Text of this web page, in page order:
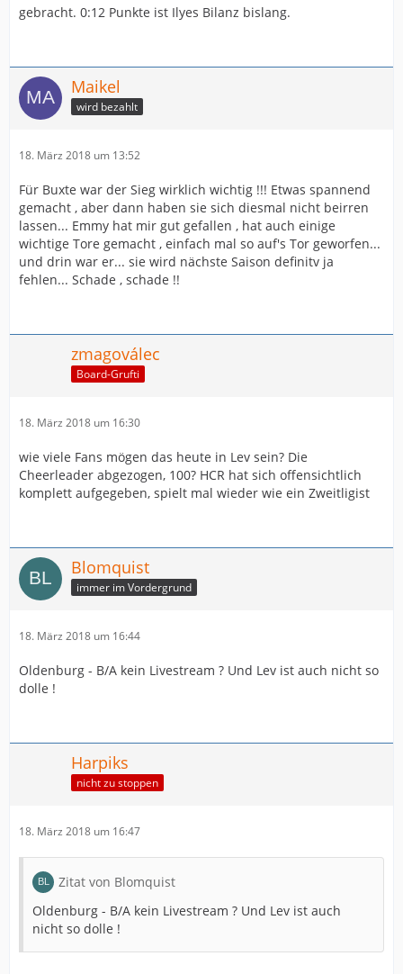
gebracht. 0:12 Punkte ist Ilyes Bilanz bislang.
Maikel
wird bezahlt
18. März 2018 um 13:52
Für Buxte war der Sieg wirklich wichtig !!! Etwas spannend
gemacht , aber dann haben sie sich diesmal nicht beirren
lassen... Emmy hat mir gut gefallen , hat auch einige
wichtige Tore gemacht , einfach mal so auf's Tor geworfen...
und drin war er... sie wird nächste Saison definitv ja
fehlen... Schade , schade !!
zmagoválec
Board-Grufti
18. März 2018 um 16:30
wie viele Fans mögen das heute in Lev sein? Die
Cheerleader abgezogen, 100? HCR hat sich offensichtlich
komplett aufgegeben, spielt mal wieder wie ein Zweitligist
Blomquist
immer im Vordergrund
18. März 2018 um 16:44
Oldenburg - B/A kein Livestream ? Und Lev ist auch nicht so
dolle !
Harpiks
nicht zu stoppen
18. März 2018 um 16:47
Zitat von Blomquist
Oldenburg - B/A kein Livestream ? Und Lev ist auch
nicht so dolle !